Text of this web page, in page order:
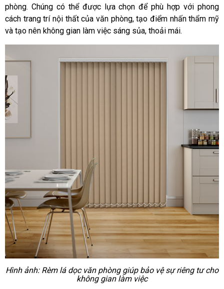
phòng. Chúng có thể được lựa chọn để phù hợp với phong
cách trang trí nội thất của văn phòng, tạo điểm nhấn thẩm mỹ
và tạo nên không gian làm việc sáng sủa, thoải mái.
Hình ảnh: Rèm lá dọc văn phòng giúp bảo vệ sự riêng tư cho
không gian làm việc